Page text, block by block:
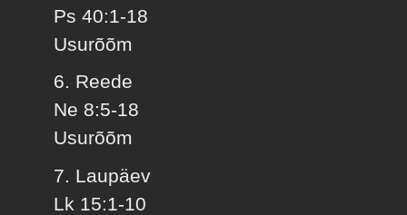
Ps 40:1-18
Usurõõm
6. Reede
Ne 8:5-18
Usurõõm
7. Laupäev
Lk 15:1-10